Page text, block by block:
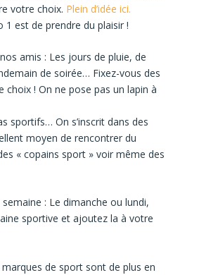
votre choix. Plein d’idée ici.
1 est de prendre du plaisir !
amis : Les jours de pluie, de
de soirée… Fixez-vous des
choix ! On ne pose pas un lapin à
sportifs… On s’inscrit dans des
moyen de rencontrer du
« copains sport » voir même des
: Le dimanche ou lundi,
sportive et ajoutez la à votre
marques de sport sont de plus en